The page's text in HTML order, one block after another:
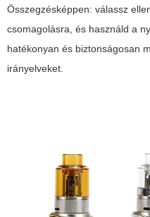
Összegzésképpen: válassz
csomagolásra, és használd a
hatékonyan és biztonságosan
irányelveket.